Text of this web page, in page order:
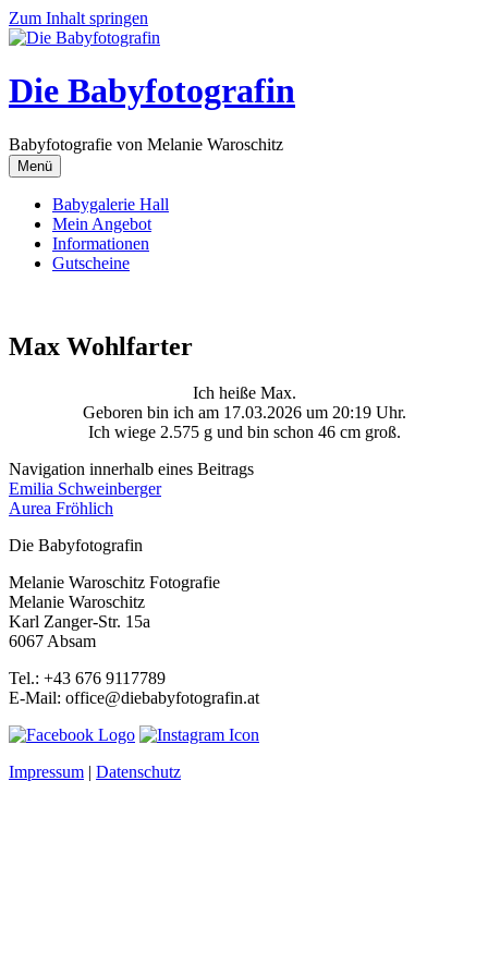
Zum Inhalt springen
Die Babyfotografin
Babyfotografie von Melanie Waroschitz
Menü
Babygalerie Hall
Mein Angebot
Informationen
Gutscheine
Max Wohlfarter
Ich heiße Max.
Geboren bin ich am 17.03.2026 um 20:19 Uhr.
Ich wiege 2.575 g und bin schon 46 cm groß.
Navigation innerhalb eines Beitrags
Emilia Schweinberger
Aurea Fröhlich
Die Babyfotografin
Melanie Waroschitz Fotografie
Melanie Waroschitz
Karl Zanger-Str. 15a
6067 Absam
Tel.: +43 676 9117789
E-Mail: office@diebabyfotografin.at
Impressum | Datenschutz